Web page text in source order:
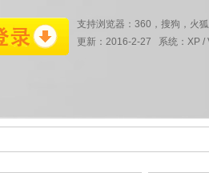
支持浏览器：360，搜狗，火
更新：2016-2-27 系统：XP /